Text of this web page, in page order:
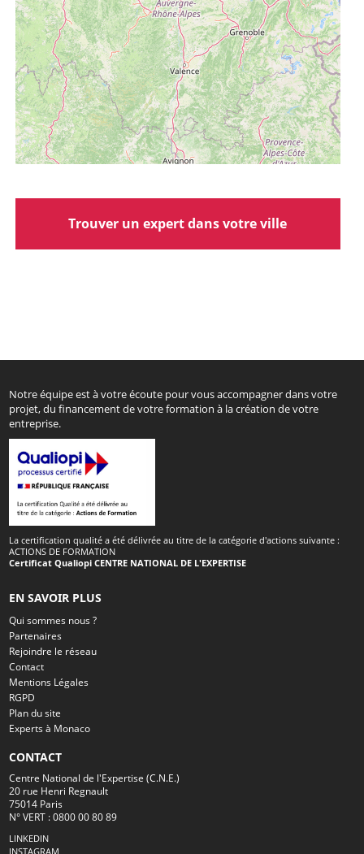
Trouver un expert dans votre ville
Notre équipe est à votre écoute pour vous accompagner dans votre
projet, du financement de votre formation à la création de votre
entreprise.
La certification qualité a été délivrée au titre de la catégorie d'actions suivante :
ACTIONS DE FORMATION
Certificat Qualiopi CENTRE NATIONAL DE L'EXPERTISE
EN SAVOIR PLUS
Qui sommes nous ?
Partenaires
Rejoindre le réseau
Contact
Mentions Légales
RGPD
Plan du site
Experts à Monaco
CONTACT
Centre National de l'Expertise (C.N.E.)
20 rue Henri Regnault
75014 Paris
N° VERT : 0800 00 80 89
LINKEDIN
INSTAGRAM